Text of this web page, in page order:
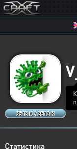
3513 K / 3513 K
Статистика